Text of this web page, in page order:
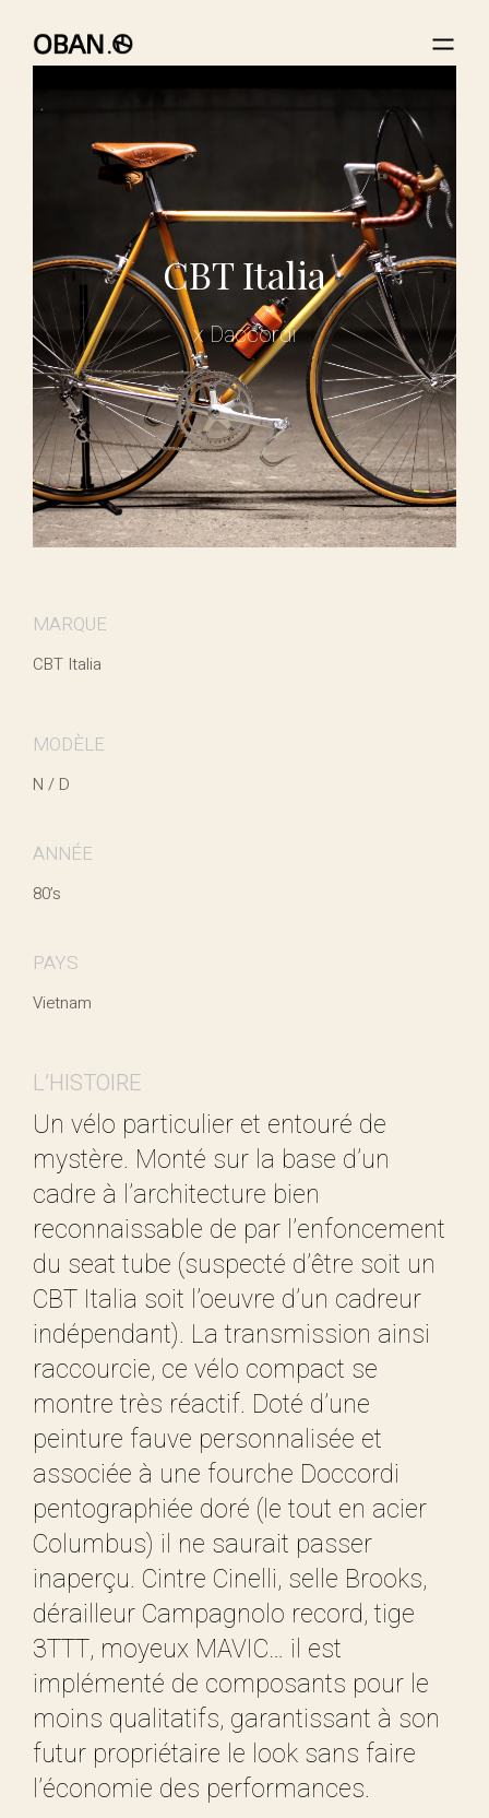
CBT Italia
x Daccordi
MARQUE
CBT Italia
MODÈLE
N / D
ANNÉE
80’s
PAYS
Vietnam
L’HISTOIRE
Un vélo particulier et entouré de
mystère. Monté sur la base d’un
cadre à l’architecture bien
reconnaissable de par l’enfoncement
du seat tube (suspecté d’être soit un
CBT Italia soit l’oeuvre d’un cadreur
indépendant). La transmission ainsi
raccourcie, ce vélo compact se
montre très réactif. Doté d’une
peinture fauve personnalisée et
associée à une fourche Doccordi
pentographiée doré (le tout en acier
Columbus) il ne saurait passer
inaperçu. Cintre Cinelli, selle Brooks,
dérailleur Campagnolo record, tige
3TTT, moyeux MAVIC… il est
implémenté de composants pour le
moins qualitatifs, garantissant à son
futur propriétaire le look sans faire
l’économie des performances.